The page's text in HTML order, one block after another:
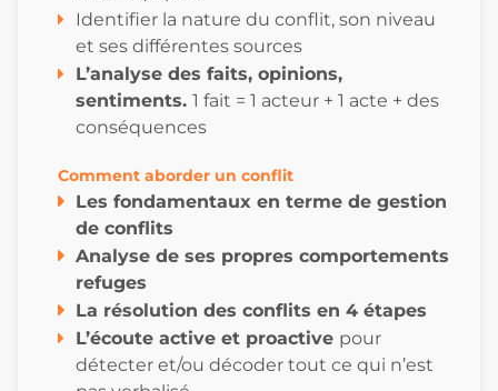
Identifier la nature du conflit, son niveau
et ses différentes sources
L’analyse des faits, opinions,
sentiments. 1 fait = 1 acteur + 1 acte + des
conséquences
Comment aborder un conflit
Les fondamentaux en terme de gestion
de conflits
Analyse de ses propres comportements
refuges
La résolution des conflits en 4 étapes
L’écoute active et proactive pour
détecter et/ou décoder tout ce qui n’est